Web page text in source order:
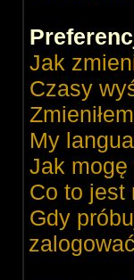
Jak
Czasy
My
Jak
Co to jest
Gdy